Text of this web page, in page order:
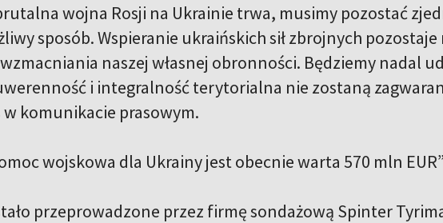
wojna Rosji na Ukrainie trwa, musimy pozostać
sposób. Wspieranie ukraińskich sił zbrojnych
naszej własnej obronności. Będziemy nadal
i integralność terytorialna nie zostaną
w komunikacie prasowym.
wojskowa dla Ukrainy jest obecnie warta 570 mln
przeprowadzone przez firmę sondażową Spinter